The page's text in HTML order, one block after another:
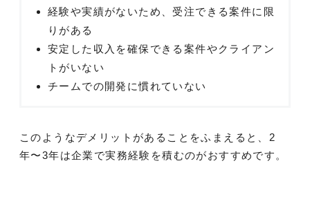
経験や実績がないため、受注できる案件に限
りがある
安定した収入を確保できる案件やクライアン
トがいない
チームでの開発に慣れていない
このようなデメリットがあることをふまえると、2
年〜3年は企業で実務経験を積むのがおすすめです。